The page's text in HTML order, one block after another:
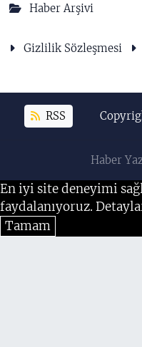
Haber Arşivi
Gizlilik Sözleşmesi
RSS
Haber
En iyi site deneyimi
faydalanıyoruz.
Tamam